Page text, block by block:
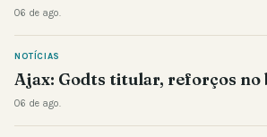
06 de ago.
NOTÍCIAS
Ajax: Godts titular, reforços no
06 de ago.